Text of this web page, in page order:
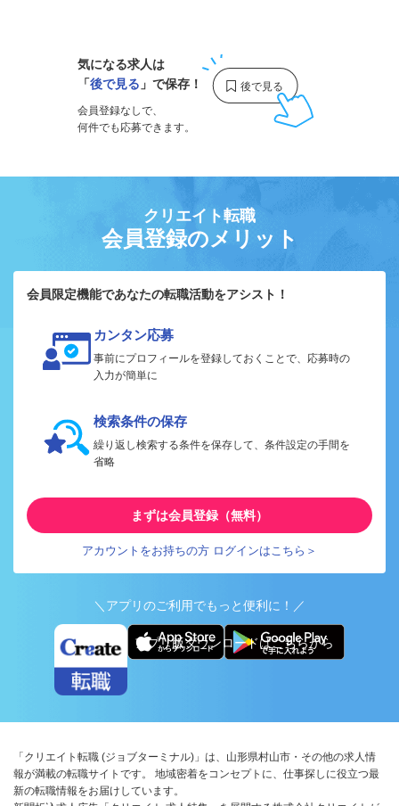
気になる求人は
「後で見る 」で保存！
会員登録なしで、
何件でも応募できます。
クリエイト転職
会員登録のメリット
会員限定機能であなたの転職活動をアシスト！
カンタン応募
事前にプロフィールを登録しておくことで、応募時の
入力が簡単に
検索条件の保存
繰り返し検索する条件を保存して、条件設定の手間を
省略
まずは会員登録（無料）
アカウントをお持ちの方 ログインはこちら＞
＼アプリのご利用でもっと便利に！／
アプリ版ダウンロードはこちらから
「クリエイト転職 (ジョブターミナル)」は、山形県村山市・その他の求人情
報が満載の転職サイトです。 地域密着をコンセプトに、仕事探しに役立つ最
新の転職情報をお届けしています。